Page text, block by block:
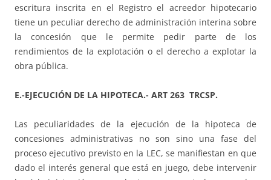
escritura inscrita en el Registro el acreedor hipotecario
tiene un peculiar derecho de administración interina sobre
la concesión que le permite pedir parte de los
rendimientos de la explotación o el derecho a explotar la
obra pública.
E.-EJECUCIÓN DE LA HIPOTECA.- ART 263 TRCSP.
Las peculiaridades de la ejecución de la hipoteca de
concesiones administrativas no son sino una fase del
proceso ejecutivo previsto en la LEC, se manifiestan en que
dado el interés general que está en juego, debe intervenir